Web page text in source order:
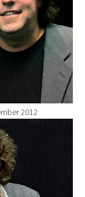
2012